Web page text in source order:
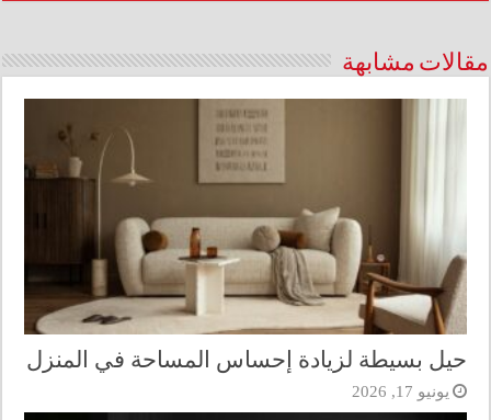
مقالات مشابهة
حيل بسيطة لزيادة إحساس المساحة في المنزل
يونيو 17, 2026